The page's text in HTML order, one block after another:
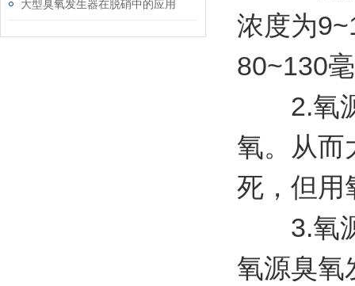
大型臭氧发生器在脱硝中的应用
浓度为
80~130
2.氧源
氧。从而
死，但用
3.氧源
氧源臭氧